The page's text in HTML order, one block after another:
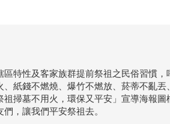
區特性及客家族群提前祭祖之民俗習慣
紙錢不燃燒、爆竹不燃放、菸蒂不亂丟
祖掃墓不用火，環保又平安」宣導海報
，讓我們平安祭祖去。